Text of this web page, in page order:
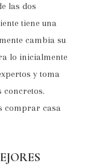
las dos
tiene una
cambia su
lo inicialmente
y toma
concretos.
comprar casa